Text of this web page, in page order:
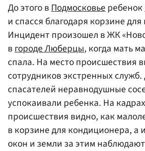
До этого в Подмосковье ребенок
и спасся благодаря корзине
Инцидент произошел в ЖК
в городе Люберцы, когда мать
спала. На место происшествия
сотрудников экстренных
спасателей неравнодушные
успокаивали ребенка. На
происшествия видно, как
в корзине для кондиционера, а
окон и земли за этим